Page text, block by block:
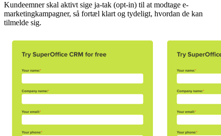
Kundeemner skal aktivt sige ja-tak (opt-in) til at modtage e-
marketingkampagner, så fortæl klart og tydeligt, hvordan de kan
tilmelde sig.